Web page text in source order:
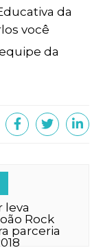
da
você
da
leva
Rock
parceria